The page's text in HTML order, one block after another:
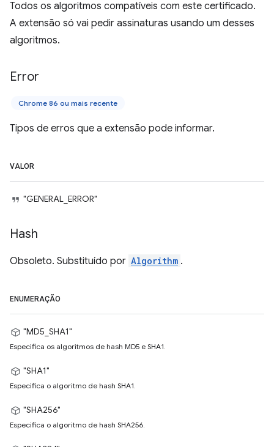
Todos os algoritmos compatíveis com este certificado.
A extensão só vai pedir assinaturas usando um desses
algoritmos.
Error
Chrome 86 ou mais recente
Tipos de erros que a extensão pode informar.
VALOR
"GENERAL_ERROR"
Hash
Obsoleto. Substituído por Algorithm .
ENUMERAÇÃO
"MD5_SHA1"
Especifica os algoritmos de hash MD5 e SHA1.
"SHA1"
Especifica o algoritmo de hash SHA1.
"SHA256"
Especifica o algoritmo de hash SHA256.